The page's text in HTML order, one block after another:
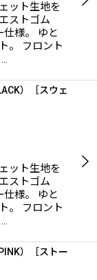
ット生地を
ストゴム
仕様。 ゆと
。 フロント
）［スウェ
ット生地を
ストゴム
仕様。 ゆと
。 フロント
）［ストー